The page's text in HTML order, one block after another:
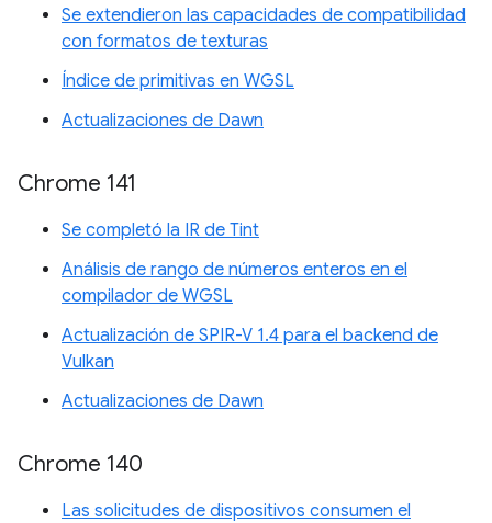
Se extendieron las capacidades de compatibilidad
con formatos de texturas
Índice de primitivas en WGSL
Actualizaciones de Dawn
Chrome 141
Se completó la IR de Tint
Análisis de rango de números enteros en el
compilador de WGSL
Actualización de SPIR-V 1.4 para el backend de
Vulkan
Actualizaciones de Dawn
Chrome 140
Las solicitudes de dispositivos consumen el